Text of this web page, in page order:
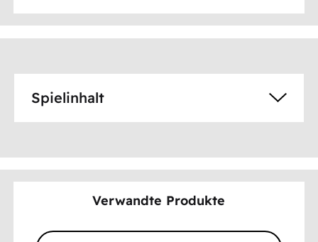
Spielinhalt
Verwandte Produkte